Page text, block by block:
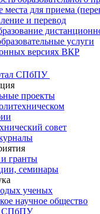
места для приема
и перевод
услуги
версиях ВКР
СПбПУ
проекты
совет
гранты
семинары
ученых
научное общество
СПбПУ